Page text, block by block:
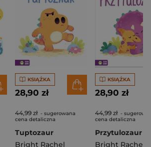
KSIĄŻKA
28,90 zł
44,99 zł - sugerowana
cena detaliczna
Tuptozaur
Bright Rachel
KSIĄŻKA
28,90 zł
44,99 zł -
cena detaliczna
Przytulozaur
Bright Rachel